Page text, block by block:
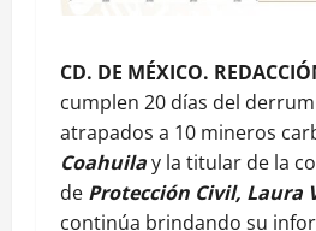
CD. DE MÉXICO.
cumplen 20 días del
atrapados a 10 mineros
Coahuilay la titular de la
de Protección Civil, Laura
continúa brindando su